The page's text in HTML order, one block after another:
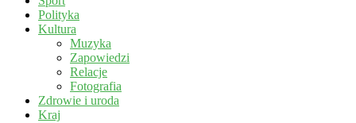
Polityka
Kultura
Muzyka
Zapowiedzi
Relacje
Fotografia
Zdrowie i uroda
Kraj